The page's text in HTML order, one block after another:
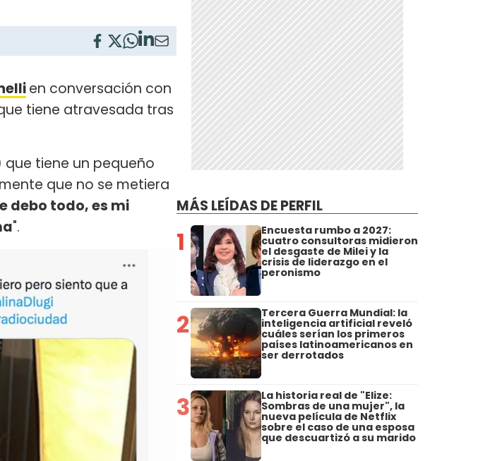
en conversación con
tiene atravesada tras
que tiene un pequeño
que no se metiera
debo todo, es mi
".
MÁS LEÍDAS DE PERFIL
1 Encuesta rumbo a 2027:
cuatro consultoras midieron
el desgaste de Milei y la
crisis de liderazgo en el
peronismo
2 Tercera Guerra Mundial: la
inteligencia artificial reveló
cuáles serían los primeros
países latinoamericanos en
ser derrotados
3 La historia real de "Elize:
Sombras de una mujer", la
nueva película de Netflix
sobre el caso de una esposa
que descuartizó a su marido